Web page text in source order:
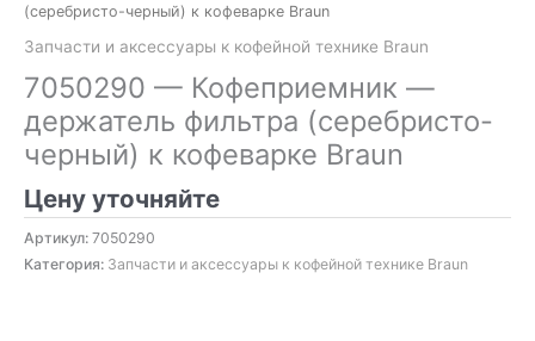
(серебристо-черный) к кофеварке Braun
Запчасти и аксессуары к кофейной технике Braun
7050290 — Кофеприемник —
держатель фильтра (серебристо-
черный) к кофеварке Braun
Цену уточняйте
Артикул: 7050290
Категория: Запчасти и аксессуары к кофейной технике Braun